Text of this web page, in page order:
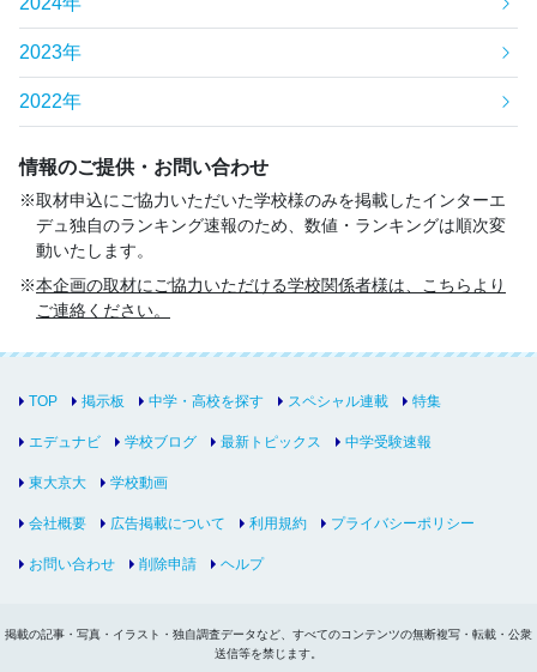
2023年
2022年
情報のご提供・お問い合わせ
取材申込にご協力いただいた学校様のみを掲載したインターエ
デュ独自のランキング速報のため、数値・ランキングは順次変
動いたします。
本企画の取材にご協力いただける学校関係者様は、こちらより
ご連絡ください。
TOP 掲示板 中学・高校を探す スペシャル連載 特集
エデュナビ 学校ブログ 最新トピックス 中学受験速報
東大京大 学校動画
会社概要 広告掲載について 利用規約 プライバシーポリシー
お問い合わせ 削除申請 ヘルプ
掲載の記事・写真・イラスト・独自調査データなど、すべてのコンテンツの無断複写・転載・公衆
送信等を禁じます。